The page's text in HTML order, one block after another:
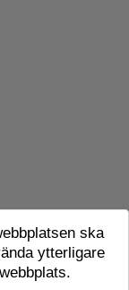
ska
ytterligare